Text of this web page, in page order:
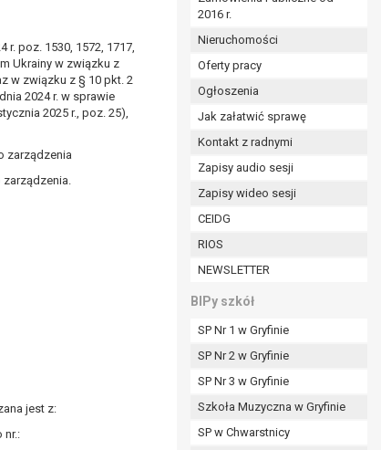
poz. 1530, 1572, 1717,
Ukrainy w związku z
w związku z § 10 pkt. 2
2024 r. w sprawie
2025 r., poz. 25),
zarządzenia
zarządzenia.
jest z:
nr.:
2016 r.
Nieruchomości
Oferty pracy
Ogłoszenia
Jak załatwić sprawę
Kontakt z radnymi
Zapisy audio sesji
Zapisy wideo sesji
CEIDG
RIOS
NEWSLETTER
BIPy szkół
SP Nr 1 w Gryfinie
SP Nr 2 w Gryfinie
SP Nr 3 w Gryfinie
Szkoła Muzyczna w Gryfinie
SP w Chwarstnicy
z 2017r., poz. 1875 ze zm.) oraz z
określonym w treści zgody.
lub kategoriom odbiorców danych
danych osobowych;
archiwizacji określonymi przez
wycofania tej zgody.
do realizacji zawartej umowy, a po tym
na przetwarzanie danych po zakończeniu i
umowy o dofinansowanie zawartej między